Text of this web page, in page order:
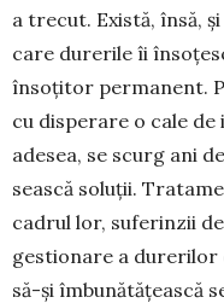
a trecut. Există, însă,
care durerile îi
însoțitor permanent.
cu disperare o cale de
adesea, se scurg ani
sească soluții.
cadrul lor, suferinzii
gestionare a durerilor
să-și îm­bunătățească